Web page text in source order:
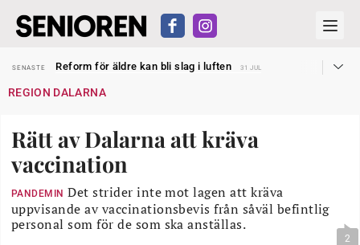
SENASTE
Reform för äldre kan bli slag i luften
31 JUL
SENASTE
Dom öppnar för rätt till garantipension
SENASTE
Liten höjning av garantipensionen
27 JUL
SENASTE
Sven Hagströmer sommarpratar
26 JUL
SENASTE
Reform för äldre kan bli slag i luften
REGION DALARNA
Rätt av Dalarna att kräva
vaccination
PANDEMIN Det strider inte mot lagen att kräva
uppvisande av vaccinationsbevis från såväl befintlig
personal som för de som ska anställas.
2